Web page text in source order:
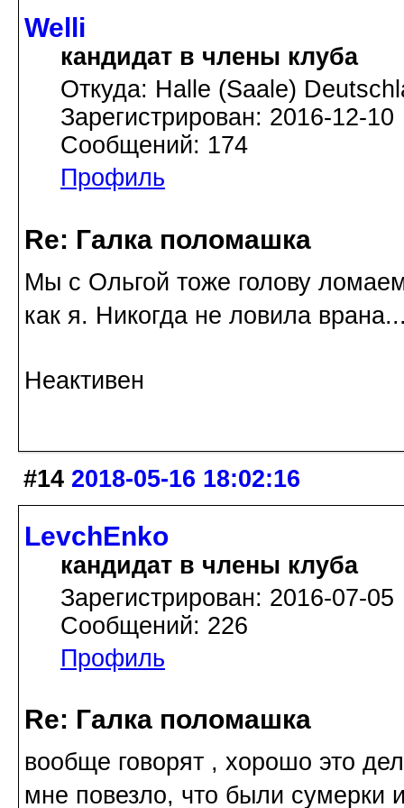
Welli
кандидат в члены клуба
Откуда: Halle (Saale)
Зарегистрирован: 2016-12-10
Сообщений: 174
Профиль
Re: Галка поломашка
Мы с Ольгой тоже голову
как я. Никогда не ловила
Неактивен
#14 2018-05-16 18:02:16
LevchEnko
кандидат в члены клуба
Зарегистрирован: 2016-07-05
Сообщений: 226
Профиль
Re: Галка поломашка
вообще говорят , хорошо это
мне повезло, что были сумерки